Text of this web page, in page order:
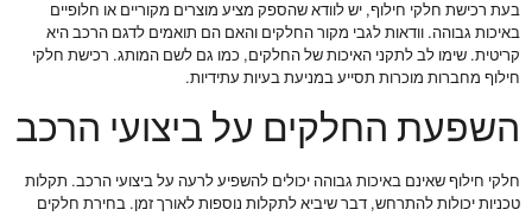
בעת רכישת חלקי חילוף, יש לוודא שהספק מציע מוצרים מקוריים או חלופיים
באיכות גבוהה. וודאות לגבי מקור החלקים והאם הם תואמים לדגם הרכב היא
קריטית. שימו לב לתקני האיכות של החלקים, כמו גם לשם המותג. רכישת חלקי
חילוף מחברות מוכרות תסייע במניעת בעיות עתידיות.
השפעת החלקים על ביצועי הרכב
חלקי חילוף שאינם באיכות גבוהה יכולים להשפיע לרעה על ביצועי הרכב. תקלות
טכניות יכולות להתרחש, דבר שיביא לתקלות נוספות לאורך זמן. בחירת חלקים